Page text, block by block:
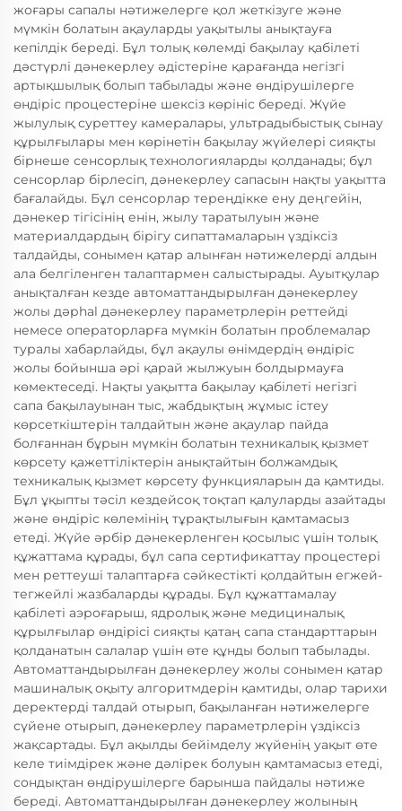
жоғары сапалы нәтижелерге қол жеткізуге және
мүмкін болатын ақауларды уақытылы анықтауға
кепілдік береді. Бұл толық көлемді бақылау қабілеті
дәстүрлі дәнекерлеу әдістеріне қарағанда негізгі
артықшылық болып табылады және өндірушілерге
өндіріс процестеріне шексіз көрініс береді. Жүйе
жылулық суреттеу камералары, ультрадыбыстық сынау
құрылғылары мен көрінетін бақылау жүйелері сияқты
бірнеше сенсорлық технологияларды қолданады; бұл
сенсорлар бірлесіп, дәнекерлеу сапасын нақты уақытта
бағалайды. Бұл сенсорлар тереңдікке ену деңгейін,
дәнекер тігісінің енін, жылу таратылуын және
материалдардың бірігу сипаттамаларын үздіксіз
талдайды, сонымен қатар алынған нәтижелерді алдын
ала белгіленген талаптармен салыстырады. Ауытқулар
анықталған кезде автоматтандырылған дәнекерлеу
жолы дәрhal дәнекерлеу параметрлерін реттейді
немесе операторларға мүмкін болатын проблемалар
туралы хабарлайды, бұл ақаулы өнімдердің өндіріс
жолы бойынша әрі қарай жылжуын болдырмауға
көмектеседі. Нақты уақытта бақылау қабілеті негізгі
сапа бақылауынан тыс, жабдықтың жұмыс істеу
көрсеткіштерін талдайтын және ақаулар пайда
болғаннан бұрын мүмкін болатын техникалық қызмет
көрсету қажеттіліктерін анықтайтын болжамдық
техникалық қызмет көрсету функцияларын да қамтиды.
Бұл ұқыпты тәсіл кездейсоқ тоқтап қалуларды азайтады
және өндіріс көлемінің тұрақтылығын қамтамасыз
етеді. Жүйе әрбір дәнекерленген қосылыс үшін толық
құжаттама құрады, бұл сапа сертификаттау процестері
мен реттеуші талаптарға сәйкестікті қолдайтын егжей-
тегжейлі жазбаларды құрады. Бұл құжаттамалау
қабілеті аэроғарыш, ядролық және медициналық
құрылғылар өндірісі сияқты қатаң сапа стандарттарын
қолданатын салалар үшін өте құнды болып табылады.
Автоматтандырылған дәнекерлеу жолы сонымен қатар
машиналық оқыту алгоритмдерін қамтиды, олар тарихи
деректерді талдай отырып, бақыланған нәтижелерге
сүйене отырып, дәнекерлеу параметрлерін үздіксіз
жақсартады. Бұл ақылды бейімделу жүйенің уақыт өте
келе тиімдірек және дәлірек болуын қамтамасыз етеді,
сондықтан өндірушілерге барынша пайдалы нәтиже
береді. Автоматтандырылған дәнекерлеу жолының